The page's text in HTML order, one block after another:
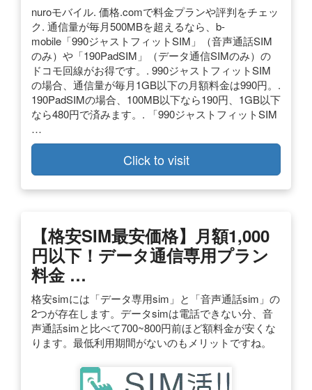
nuroモバイル. 価格.comで料金プランや評判をチェッ
ク. 通信量が毎月500MBを超えるなら、b-
mobile「990ジャストフィットSIM」（音声通話SIM
のみ）や「190PadSIM」（データ通信SIMのみ）の
ドコモ回線がお得です。. 990ジャストフィットSIM
の場合、通信量が毎月1GB以下の月額料金は990円。.
190PadSIMの場合、100MB以下なら190円、1GB以下
なら480円で済みます。. 「990ジャストフィットSIM
…
Click to visit
【格安SIM最安価格】月額1,000
円以下！データ通信専用プラン
料金 …
格安simには「データ専用sim」と「音声通話sim」の
2つが存在します。データsimは電話できない分、音
声通話simと比べて700~800円前ほど額料金が安くな
ります。最低利用期間がないのもメリットですね。